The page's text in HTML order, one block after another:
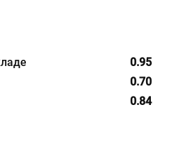
0.95
0.70
0.84